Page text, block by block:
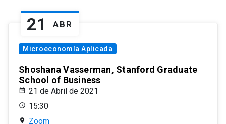
21 ABR
Microeconomía Aplicada
Shoshana Vasserman, Stanford Graduate
School of Business
21 de Abril de 2021
15:30
Zoom